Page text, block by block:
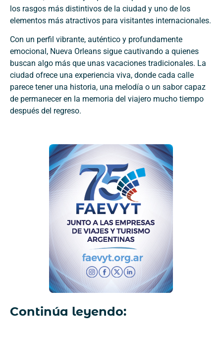
los rasgos más distintivos de la ciudad y uno de los
elementos más atractivos para visitantes internacionales.
Con un perfil vibrante, auténtico y profundamente
emocional, Nueva Orleans sigue cautivando a quienes
buscan algo más que unas vacaciones tradicionales. La
ciudad ofrece una experiencia viva, donde cada calle
parece tener una historia, una melodía o un sabor capaz
de permanecer en la memoria del viajero mucho tiempo
después del regreso.
Continúa leyendo: